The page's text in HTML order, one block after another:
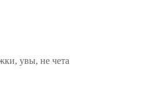
увы, не чета